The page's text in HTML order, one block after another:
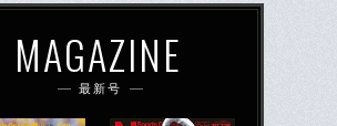
MAGAZINE
最新号